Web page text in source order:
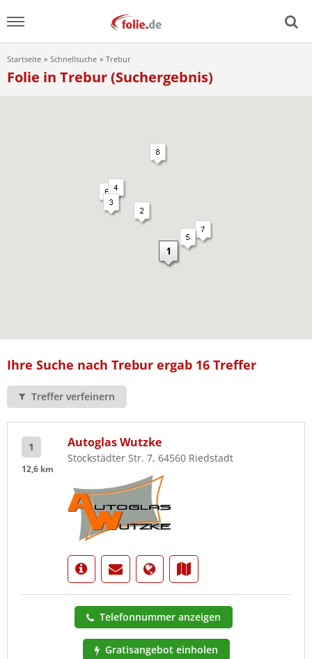
Home
Startseite Schnellsuche Trebur
Folie in Trebur (Suchergebnis)
Ihre Suche nach Trebur ergab 16 Treffer
Treffer verfeinern
1
12,6 km
Autoglas Wutzke
Stockstädter Str. 7, 64560 Riedstadt
Telefonnummer anzeigen
Gratisangebot einholen